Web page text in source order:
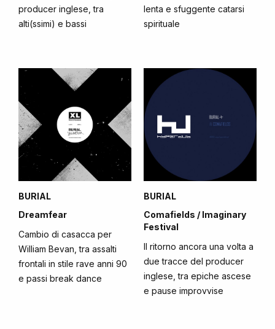
producer inglese, tra
alti(ssimi) e bassi
lenta e sfuggente catarsi
spirituale
BURIAL
Dreamfear
Cambio di casacca per
William Bevan, tra assalti
frontali in stile rave anni 90
e passi break dance
BURIAL
Comafields / Imaginary
Festival
Il ritorno ancora una volta a
due tracce del producer
inglese, tra epiche ascese
e pause improvvise